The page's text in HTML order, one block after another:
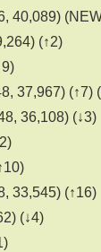
40,089)
(↑2)
37,967) (↑7)
36,108) (↓3)
33,545) (↑16)
(↓4)